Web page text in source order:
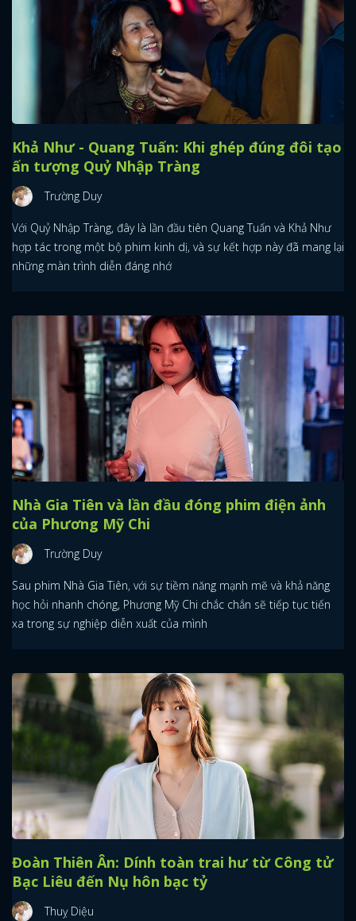
Khả Như - Quang Tuấn: Khi ghép đúng đôi tạo
ấn tượng Quỷ Nhập Tràng
Trường Duy
Với Quỷ Nhập Tràng, đây là lần đầu tiên Quang Tuấn và Khả Như
hợp tác trong một bộ phim kinh dị, và sự kết hợp này đã mang lại
những màn trình diễn đáng nhớ
Nhà Gia Tiên và lần đầu đóng phim điện ảnh
của Phương Mỹ Chi
Trường Duy
Sau phim Nhà Gia Tiên, với sự tiềm năng mạnh mẽ và khả năng
học hỏi nhanh chóng, Phương Mỹ Chi chắc chắn sẽ tiếp tục tiến
xa trong sự nghiệp diễn xuất của mình
Đoàn Thiên Ân: Dính toàn trai hư từ Công tử
Bạc Liêu đến Nụ hôn bạc tỷ
Thuỵ Diệu